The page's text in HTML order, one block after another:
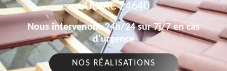
CUBJAC 24640
Nous intervenons 24h/24 sur 7j/7 en cas
d'urgence
NOS RÉALISATIONS